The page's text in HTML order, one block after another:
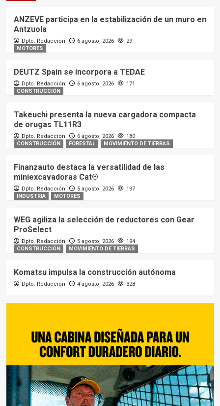
ANZEVE participa en la estabilización de un muro en
Antzuola
Dpto. Redacción 6 agosto, 2026
29
MOTORES
DEUTZ Spain se incorpora a TEDAE
Dpto. Redacción 6 agosto, 2026
171
CONSTRUCCIÓN
Takeuchi presenta la nueva cargadora compacta
de orugas TL11R3
Dpto. Redacción 6 agosto, 2026
180
CONSTRUCCIÓN
FORESTAL MOVIMIENTO DE TIERRAS
Finanzauto destaca la versatilidad de las
miniexcavadoras Cat®
Dpto. Redacción 5 agosto, 2026
197
INDUSTRIA
MOTORES
WEG agiliza la selección de reductores con Gear
ProSelect
Dpto. Redacción 5 agosto, 2026
194
CONSTRUCCIÓN
MOVIMIENTO DE TIERRAS
Komatsu impulsa la construcción autónoma
Dpto. Redacción 4 agosto, 2026 328